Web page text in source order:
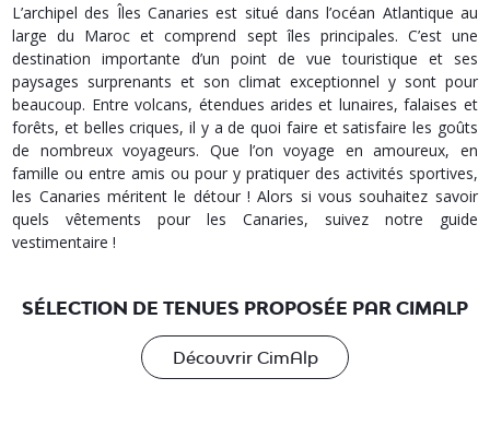
L’archipel des Îles Canaries est situé dans l’océan Atlantique au
large du Maroc et comprend sept îles principales. C’est une
destination importante d’un point de vue touristique et ses
paysages surprenants et son climat exceptionnel y sont pour
beaucoup. Entre volcans, étendues arides et lunaires, falaises et
forêts, et belles criques, il y a de quoi faire et satisfaire les goûts
de nombreux voyageurs. Que l’on voyage en amoureux, en
famille ou entre amis ou pour y pratiquer des activités sportives,
les Canaries méritent le détour ! Alors si vous souhaitez savoir
quels vêtements pour les Canaries, suivez notre guide
vestimentaire !
SÉLECTION DE TENUES PROPOSÉE PAR CIMALP
Découvrir CimAlp